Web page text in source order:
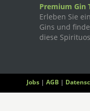
Premium Gin
Erleben Sie
Gins und
diese
Jobs AGB